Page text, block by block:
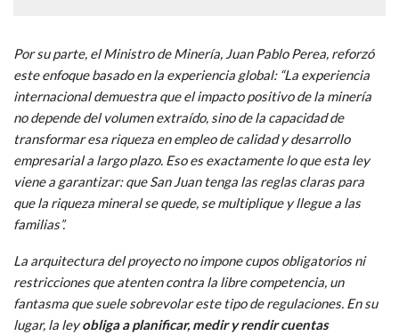
Por su parte, el Ministro de Minería, Juan Pablo Perea, reforzó
este enfoque basado en la experiencia global: “La experiencia
internacional demuestra que el impacto positivo de la minería
no depende del volumen extraído, sino de la capacidad de
transformar esa riqueza en empleo de calidad y desarrollo
empresarial a largo plazo. Eso es exactamente lo que esta ley
viene a garantizar: que San Juan tenga las reglas claras para
que la riqueza mineral se quede, se multiplique y llegue a las
familias”.
La arquitectura del proyecto no impone cupos obligatorios ni
restricciones que atenten contra la libre competencia, un
fantasma que suele sobrevolar este tipo de regulaciones. En su
lugar, la leyobliga a planificar, medir y rendir cuentas